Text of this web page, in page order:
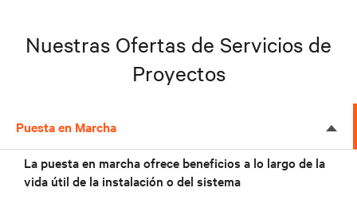
Nuestras Ofertas de Servicios de
Proyectos
Puesta en Marcha
La puesta en marcha ofrece beneficios a lo largo de la
vida útil de la instalación o del sistema